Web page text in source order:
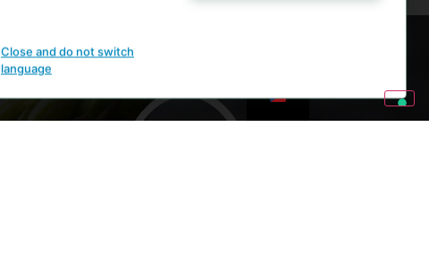
Close and do not switch
language